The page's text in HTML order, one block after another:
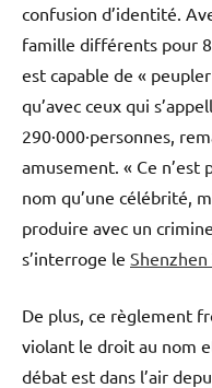
confusion d’identité.
famille différents pour
est capable de «
qu’avec ceux qui
290·000·personnes,
amusement. « Ce
nom qu’une célébrité,
produire avec un
s’interroge le Shenzhen
De plus, ce règlement
violant le droit au nom
débat est dans l’air